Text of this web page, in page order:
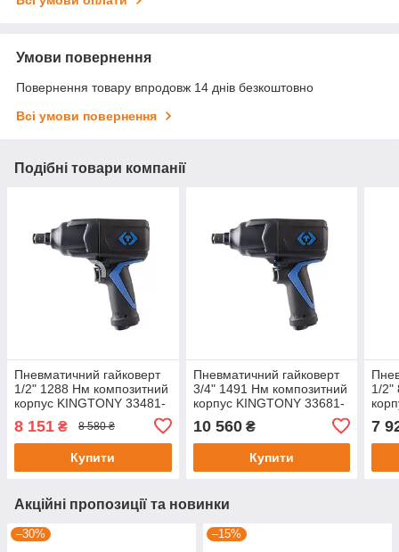
Умови повернення
Повернення товару впродовж 14 днів безкоштовно
Всі умови повернення
Подібні товари компанії
Пневматичний гайковерт
1/2" 1288 Нм композитний
корпус KINGTONY 33481-
8 151 ₴ 8 580 ₴
Купити
Пневматичний гайковерт
3/4" 1491 Нм композитний
корпус KINGTONY 33681-
10 560₴
Купити
1/2"
7
Акційні пропозиції та новинки
–30% –15%